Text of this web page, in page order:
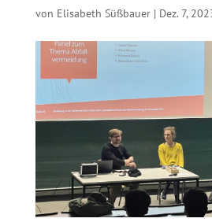
von Elisabeth Süßbauer| Dez. 7,